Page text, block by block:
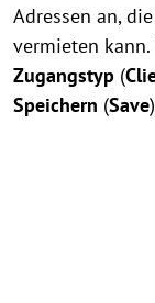
Adressen an,
vermieten kann.
Zugangstyp (
Speichern (Save